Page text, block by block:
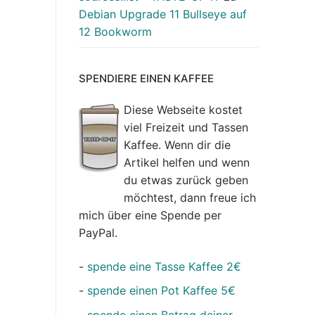
Debian Upgrade 11 Bullseye auf
12 Bookworm
SPENDIERE EINEN KAFFEE
Diese Webseite kostet
viel Freizeit und Tassen
Kaffee. Wenn dir die
Artikel helfen und wenn
du etwas zurück geben
möchtest, dann freue ich
mich über eine Spende per
PayPal.
- spende eine Tasse Kaffee 2€
- spende einen Pot Kaffee 5€